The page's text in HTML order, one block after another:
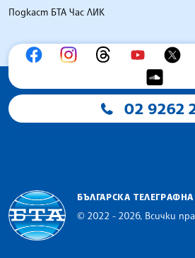
Подкаст БТА Час ЛИК
02 9262
БЪЛГАРСКА
© 2022 - 2026, Всички